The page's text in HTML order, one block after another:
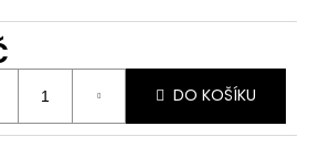
DO KOŠÍKU